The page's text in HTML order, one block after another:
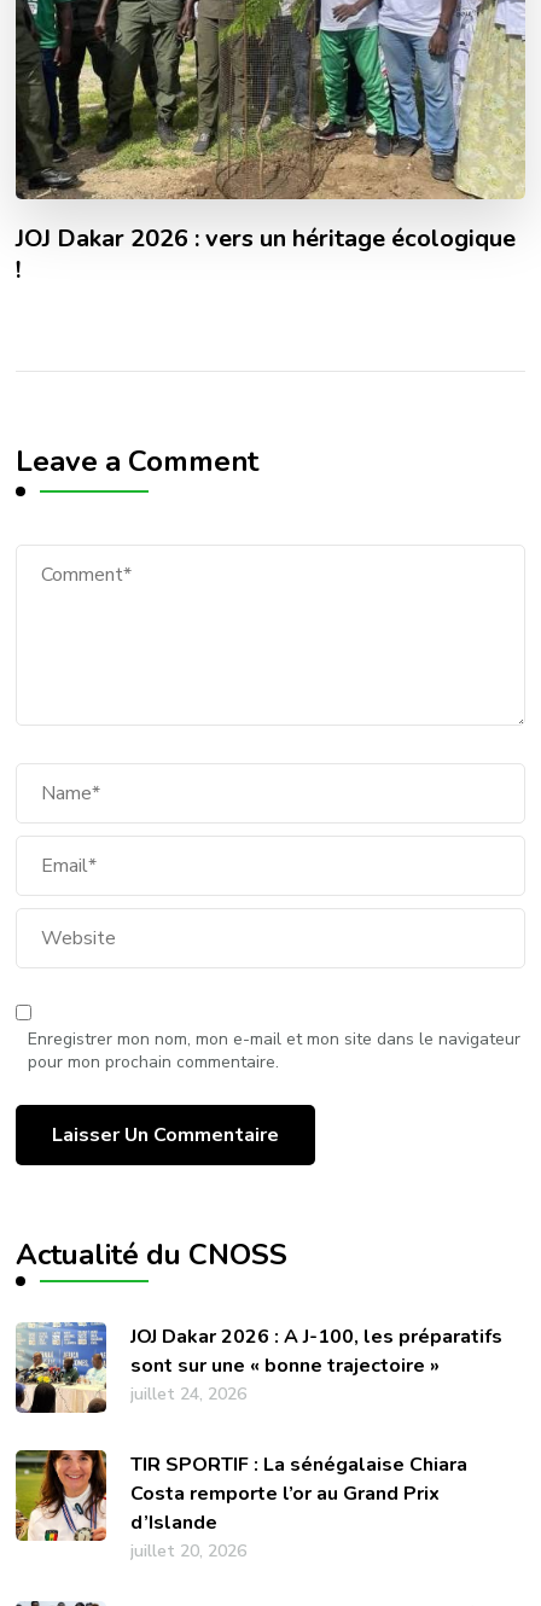
JOJ Dakar 2026 : vers un héritage écologique
!
Leave a Comment
Enregistrer mon nom, mon e-mail et mon site dans le navigateur
pour mon prochain commentaire.
Actualité du CNOSS
JOJ Dakar 2026 : A J-100, les préparatifs
sont sur une « bonne trajectoire »
juillet 24, 2026
TIR SPORTIF : La sénégalaise Chiara
Costa remporte l’or au Grand Prix
d’Islande
juillet 20, 2026